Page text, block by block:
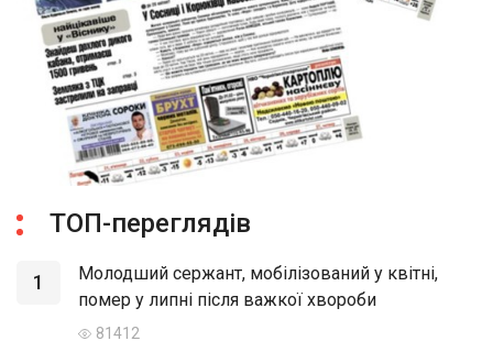
ТОП-переглядів
1
Молодший сержант, мобілізований у квітні,
помер у липні після важкої хвороби
81412